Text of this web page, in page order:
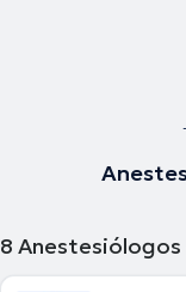
8 Anestesiólogos